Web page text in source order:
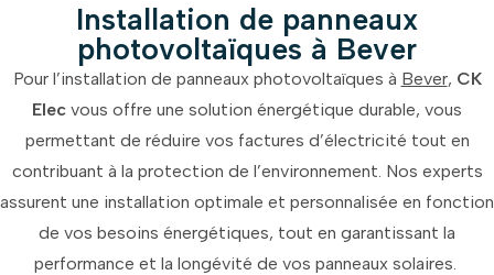
Installation de panneaux
photovoltaïques à Bever
Pour l’installation de panneaux photovoltaïques à Bever, CK
Elec vous offre une solution énergétique durable, vous
permettant de réduire vos factures d’électricité tout en
contribuant à la protection de l’environnement. Nos experts
assurent une installation optimale et personnalisée en fonction
de vos besoins énergétiques, tout en garantissant la
performance et la longévité de vos panneaux solaires.